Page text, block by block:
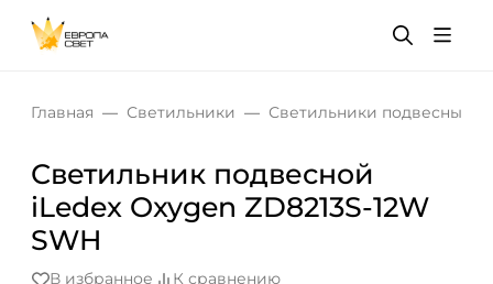
Главная Светильники Светильники подвесные
Светильник подвесной
iLedex Oxygen ZD8213S-12W
SWH
В избранное К сравнению